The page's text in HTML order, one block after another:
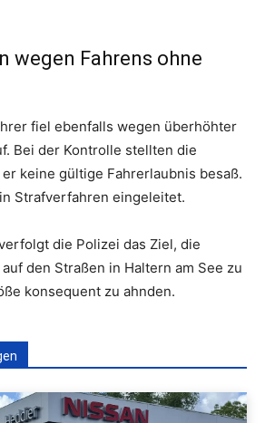
wegen Fahrens ohne
fiel ebenfalls wegen überhöhter
Bei der Kontrolle stellten die
keine gültige Fahrerlaubnis besaß.
Strafverfahren eingeleitet.
die Polizei das Ziel, die
den Straßen in Haltern am See zu
konsequent zu ahnden.